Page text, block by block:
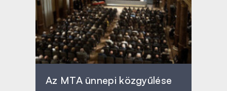
Az MTA ünnepi közgyűlése